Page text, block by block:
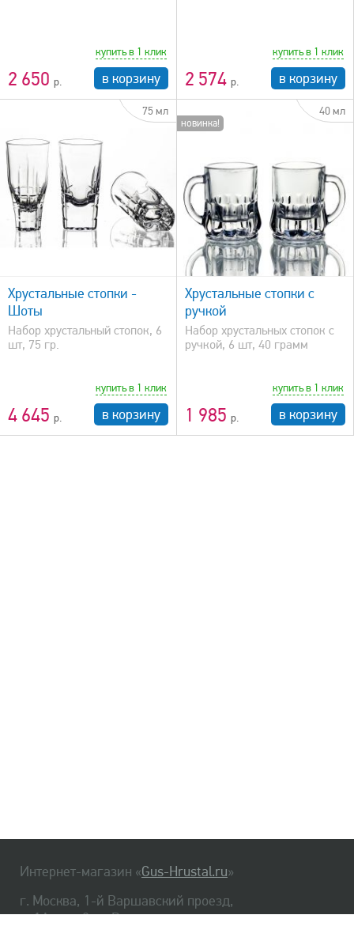
2 650
купить в 1 клик
в корзину 2 574
купить в 1 клик
в корзину
75 мл
Хрустальные стопки -
Шоты
Набор хрустальный стопок, 6
шт, 75 гр.
4 645
купить в 1 клик
в корзину
новинка!
40 мл
Хрустальные стопки с
ручкой
Набор хрустальных стопок с
ручкой, 6 шт, 40 грамм
1 985
купить в 1 клик
в корзину
Интернет-магазин «Gus-Hrustal.ru»
г. Москва, 1-й Варшавский проезд,
д. 1А, стр. 3, м. Варшавская